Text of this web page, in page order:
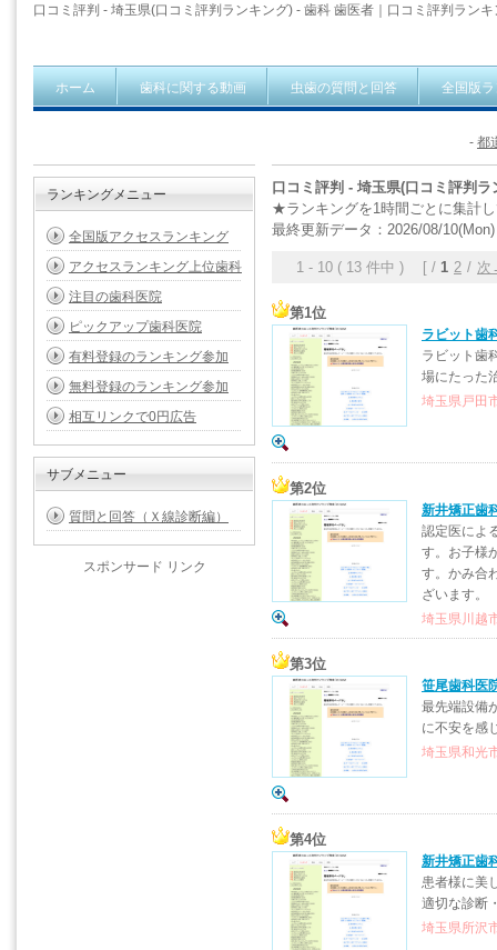
口コミ評判 - 埼玉県(口コミ評判ランキング) - 歯科 歯医者｜口コミ評判ランキ
ホーム 歯科に関する動画 虫歯の質問と回答 全国版
- 都
口コミ評判 - 埼玉県(口コミ評判ラ
★ランキングを1時間ごとに集計
最終更新データ：2026/08/
1 - 10 ( 13 件中 ) [ / 1 2 /
第1位
ラビット歯
ラビット歯
場にたった
埼玉県戸田
第2位
新井矯正歯
認定医によ
す。お子様
す。かみ合
ざいます。
埼玉県川越
第3位
笹尾歯科医
最先端設備
に不安を感
埼玉県和光
第4位
新井矯正歯
患者様に美
適切な診断
埼玉県所沢
ランキングメニュー
全国版アクセスランキング
アクセスランキング上位歯科
注目の歯科医院
ピックアップ歯科医院
有料登録のランキング参加
無料登録のランキング参加
相互リンクで0円広告
サブメニュー
質問と回答（Ｘ線診断編）
スポンサード リンク